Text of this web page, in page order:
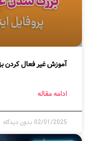
آموزش غیر فعال کردن
ادامه مقاله
02/01/2025 بدون دیدگاه